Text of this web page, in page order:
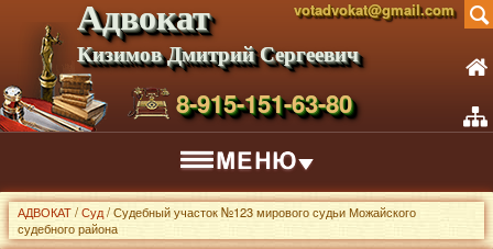
Адвокат
Кизимов Дмитрий Сергеевич
8-915-151-63-80
votadvokat@gmail.com
АДВОКАТ/Суд/ Судебный участок №123 мирового судьи Можайского
судебного района